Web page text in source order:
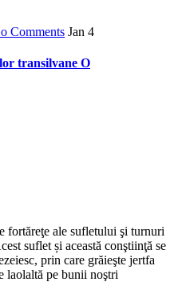
Comments Jan 4
transilvane O
fortăreţe ale sufletului şi turnuri
suflet și această conştiinţă se
prin care grăieşte jertfa
laolaltă pe bunii noştri